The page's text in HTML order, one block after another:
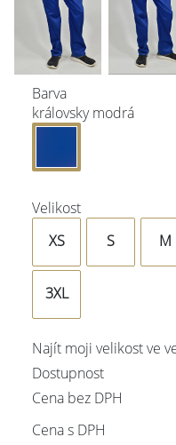
Barva
královsky modrá
Velikost
XS
S M
3XL
Najít moji velikost ve
Dostupnost
Cena bez DPH
Cena s DPH